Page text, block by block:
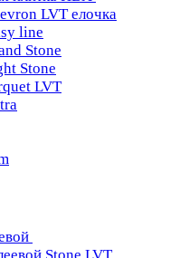
LVT елочка
line
Stone
Stone
LVT